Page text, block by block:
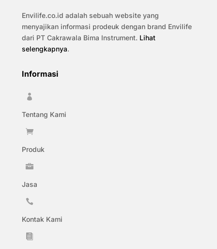
Envilife.co.id adalah sebuah website yang
menyajikan informasi prodeuk dengan brand Envilife
dari PT Cakrawala Bima Instrument. Lihat
selengkapnya.
Informasi

Tentang Kami

Produk

Jasa

Kontak Kami
